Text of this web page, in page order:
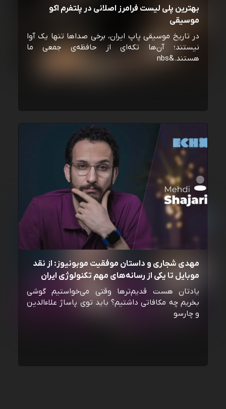
بهترین پلی لیست فرامرز اصلانی در پلتفرم اکو
موسیقی
در تاریخ موسیقی پاپ ایران، برخی صداها تنها یک آوا
نیستند؛ آن‌ها تکه‌ای از حافظه‌ی جمعی ما
هستند.&nbs
مهدی شجاری و داستان موفقیت موبونیوز: از نقد
موبایل تا یکی از رسانه‌‌های مهم تکنولوژی ایران
یادتان هست قدیم‌ترها وقتی می‌خواستیم گوشی
بخریم چه مکافاتی داشتیم؟ باید توی پاساژ علاءالدین
و چارسو